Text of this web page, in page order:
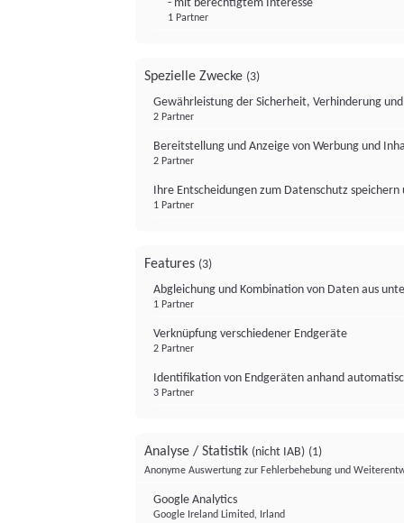
- mit berechtigtem Interesse
1 Partner
Spezielle Zwecke (3)
Gewährleistung der Sicherheit, Verhinderung
2 Partner
Bereitstellung und Anzeige von Werbung und
2 Partner
Ihre Entscheidungen zum Datenschutz
1 Partner
Features (3)
Abgleichung und Kombination von Daten aus
1 Partner
Verknüpfung verschiedener Endgeräte
2 Partner
Identifikation von Endgeräten anhand
3 Partner
Analyse / Statistik (nicht IAB) (1)
Anonyme Auswertung zur Fehlerbehebung und
Google Analytics
Google Ireland Limited, Irland